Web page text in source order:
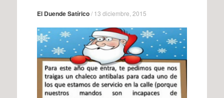
El Duende Satírico/ 13 diciembre, 2015